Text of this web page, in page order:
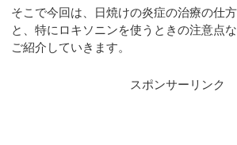
そこで今回は、日焼けの炎症の治療の仕
と、特にロキソニンを使うときの注意点
ご紹介していきます。
スポンサーリンク